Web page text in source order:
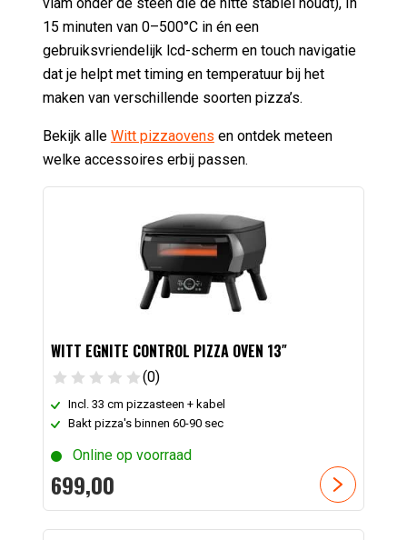
15 minuten van 0–500°C in én een
gebruiksvriendelijk lcd-scherm en touch navigatie
dat je helpt met timing en temperatuur bij het
maken van verschillende soorten pizza’s.
Bekijk alle Witt pizzaovens en ontdek meteen
welke accessoires erbij passen.
WITT EGNITE CONTROL PIZZA OVEN 13″
(0)
Incl. 33 cm pizzasteen + kabel
Bakt pizza's binnen 60-90 sec
Online op voorraad
699,00